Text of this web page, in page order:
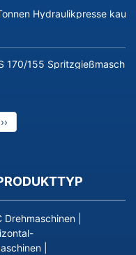
Hydraulikpresse
170/155
Nächste
Seite
››
Drehmaschinen